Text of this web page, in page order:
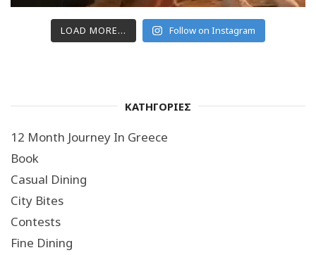
LOAD MORE... Follow on Instagram
ΚΑΤΗΓΟΡΙΕΣ
12 Month Journey In Greece
Book
Casual Dining
City Bites
Contests
Fine Dining